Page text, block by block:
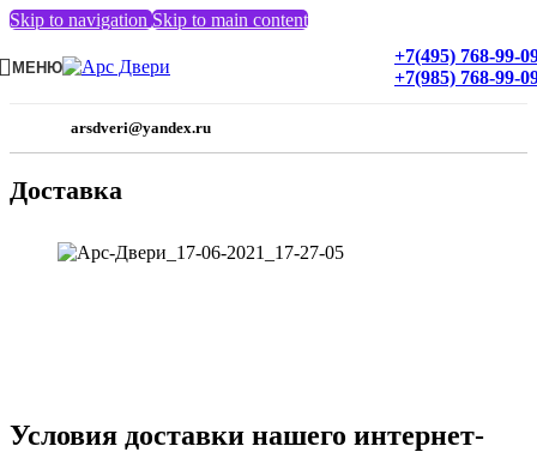
Skip to navigationSkip to main content
МЕНЮ
+7(495) 768-99-
+7(985) 768-99-
arsdveri@yandex.ru
Доставка
Условия доставки нашего интернет-